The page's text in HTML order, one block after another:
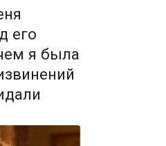
его
я была